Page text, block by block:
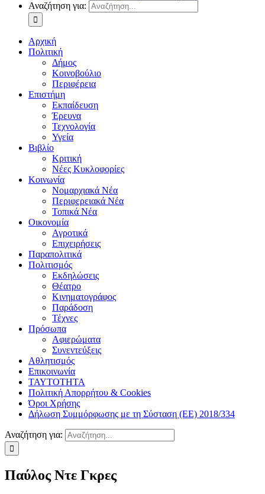
Αναζήτηση για:
Αρχική
Πολιτική
Δήμος
Κοινοβούλιο
Περιφέρεια
Επιστήμη
Εκπαίδευση
Έρευνα
Τεχνολογία
Υγεία
Βιβλίο
Κριτική
Νέες Κυκλοφορίες
Κοινωνία
Νομαρχιακά Νέα
Περιφερειακά Νέα
Τοπικά Νέα
Οικονομία
Αγροτικά
Επιχειρήσεις
Παραπολιτικά
Πολιτισμός
Εκδηλώσεις
Θέατρο
Κινηματογράφος
Παράδοση
Τέχνες
Πρόσωπα
Αφιερώματα
Συνεντεύξεις
Αθλητισμός
Επικοινωνία
ΤΑΥΤΟΤΗΤΑ
Πολιτική Απορρήτου & Cookies
Όροι Χρήσης
Δήλωση Συμμόρφωσης με τη Σύσταση (ΕΕ) 2018/334
Αναζήτηση για:
Παύλος Ντε Γκρες